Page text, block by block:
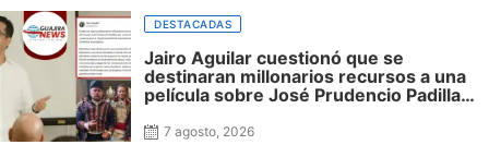
DESTACADAS
Jairo Aguilar cuestionó que se
destinaran millonarios recursos a una
película sobre José Prudencio Padilla
ni incluyó al departamento, mientras
7 agosto, 2026